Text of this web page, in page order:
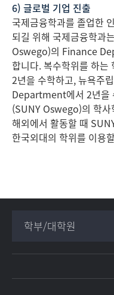
6) 글로벌 기업 진출
국제금융학과를 졸업한
되길 위해 국제금융학과
Oswego)의 Finance
합니다. 복수학위를 하는
2년을 수학하고, 뉴욕주
Department에서 2년을
(SUNY Oswego)의 학사
해외에서 활동할 때
한국외대의 학위를 이용
학부/대학원